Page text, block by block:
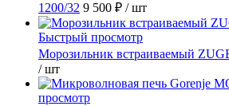
1200/32 9 500 ₽ / шт
Быстрый просмотр
Морозильник встраиваемый
/ шт
просмотр